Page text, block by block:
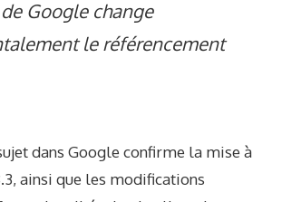
Google change
le référencement
dans Google confirme la mise à
ainsi que les modifications